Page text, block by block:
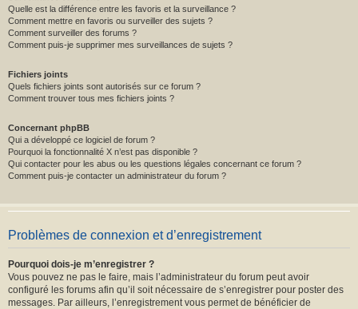
Quelle est la différence entre les favoris et la surveillance ?
Comment mettre en favoris ou surveiller des sujets ?
Comment surveiller des forums ?
Comment puis-je supprimer mes surveillances de sujets ?
Fichiers joints
Quels fichiers joints sont autorisés sur ce forum ?
Comment trouver tous mes fichiers joints ?
Concernant phpBB
Qui a développé ce logiciel de forum ?
Pourquoi la fonctionnalité X n’est pas disponible ?
Qui contacter pour les abus ou les questions légales concernant ce forum ?
Comment puis-je contacter un administrateur du forum ?
Problèmes de connexion et d’enregistrement
Pourquoi dois-je m’enregistrer ?
Vous pouvez ne pas le faire, mais l’administrateur du forum peut avoir
configuré les forums afin qu’il soit nécessaire de s’enregistrer pour poster des
messages. Par ailleurs, l’enregistrement vous permet de bénéficier de